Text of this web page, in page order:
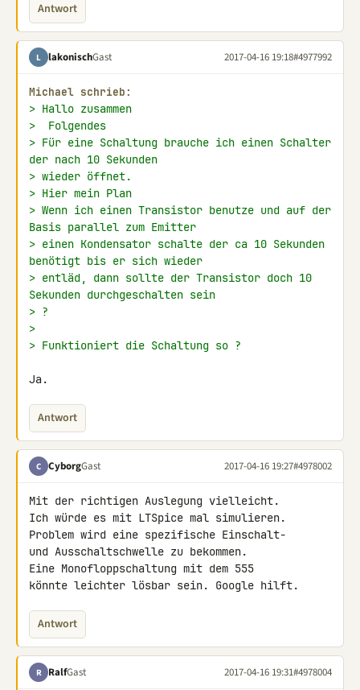
Antwort
L lakonischGast 2017-04-16 19:18#4977992
Michael schrieb:
> Hallo zusammen
>  Folgendes
> Für eine Schaltung brauche ich einen Schalter
der nach 10 Sekunden
> wieder öffnet.
> Hier mein Plan
> Wenn ich einen Transistor benutze und auf der
Basis parallel zum Emitter
> einen Kondensator schalte der ca 10 Sekunden
benötigt bis er sich wieder
> entläd, dann sollte der Transistor doch 10
Sekunden durchgeschalten sein
> ?
>
> Funktioniert die Schaltung so ?
Ja.
Antwort
C CyborgGast 2017-04-16 19:27#4978002
Mit der richtigen Auslegung vielleicht.
Ich würde es mit LTSpice mal simulieren.
Problem wird eine spezifische Einschalt-
und Ausschaltschwelle zu bekommen.
Eine Monofloppschaltung mit dem 555
könnte leichter lösbar sein. Google hilft.
Antwort
R RalfGast 2017-04-16 19:31#4978004